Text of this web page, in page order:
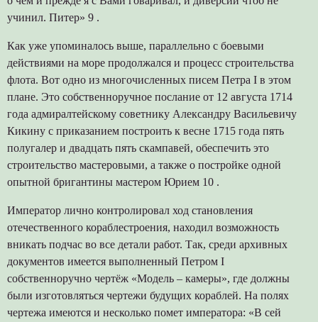
учинил. Питер» 9 .
Как уже упоминалось выше, параллельно с боевыми
действиями на море продолжался и процесс строительства
флота. Вот одно из многочисленных писем Петра I в этом
плане. Это собственноручное послание от 12 августа 1714
года адмиралтейскому советнику Александру Васильевичу
Кикину с приказанием построить к весне 1715 года пять
полугалер и двадцать пять скампавей, обеспечить это
строительство мастеровыми, а также о постройке одной
опытной бригантины мастером Юрием 10 .
Император лично контролировал ход становления
отечественного кораблестроения, находил возможность
вникать подчас во все детали работ. Так, среди архивных
документов имеется выполненный Петром I
собственноручно чертёж «Модель – камеры», где должны
были изготовляться чертежи будущих кораблей. На полях
чертежа имеются и несколько помет императора: «В сей